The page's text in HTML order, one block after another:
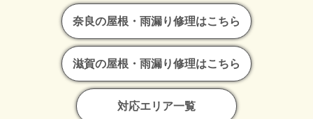
奈良の屋根・雨漏り修理はこちら
滋賀の屋根・雨漏り修理はこちら
対応エリア一覧